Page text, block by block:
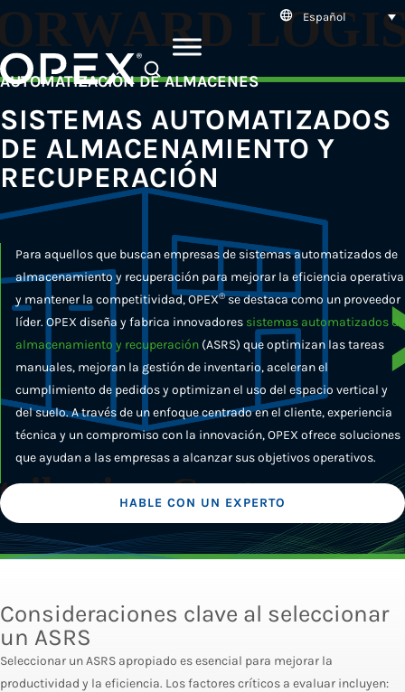
Español
AUTOMATIZACIÓN DE ALMACENES
SISTEMAS AUTOMATIZADOS
DE ALMACENAMIENTO Y
RECUPERACIÓN
Para aquellos que buscan empresas de sistemas automatizados de
almacenamiento y recuperación para mejorar la eficiencia operativa
y mantener la competitividad, OPEX®se destaca como un proveedor
líder. OPEX diseña y fabrica innovadores sistemas automatizados de
almacenamiento y recuperación (ASRS) que optimizan las tareas
manuales, mejoran la gestión de inventario, aceleran el
cumplimiento de pedidos y optimizan el uso del espacio vertical y
del suelo. A través de un enfoque centrado en el cliente, experiencia
técnica y un compromiso con la innovación, OPEX ofrece soluciones
que ayudan a las empresas a alcanzar sus objetivos operativos.
HABLE CON UN EXPERTO
Consideraciones clave al seleccionar
un ASRS
Seleccionar un ASRS apropiado es esencial para mejorar la
productividad y la eficiencia. Los factores críticos a evaluar incluyen: